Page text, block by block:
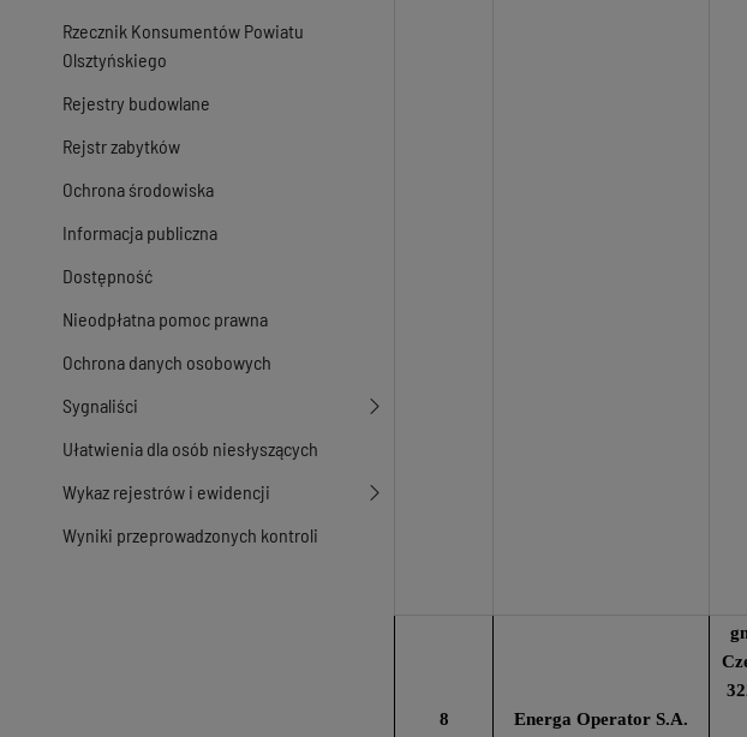
Rzecznik Konsumentów Powiatu
Olsztyńskiego
Rejestry budowlane
Rejstr zabytków
Ochrona środowiska
Informacja publiczna
Dostępność
Nieodpłatna pomoc prawna
Ochrona danych osobowych
Sygnaliści
Ułatwienia dla osób niesłyszących
Wykaz rejestrów i ewidencji
Wyniki przeprowadzonych kontroli
8 Energa Operator S.A.